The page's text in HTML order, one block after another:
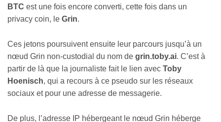
BTC est une fois encore converti, cette fois dans un
privacy coin, le Grin.
Ces jetons poursuivent ensuite leur parcours jusqu’à un
nœud Grin non-custodial du nom de grin.toby.ai. C’est à
partir de là que la journaliste fait le lien avec Toby
Hoenisch, qui a recours à ce pseudo sur les réseaux
sociaux et pour une adresse de messagerie.
De plus, l’adresse IP hébergeant le nœud Grin héberge